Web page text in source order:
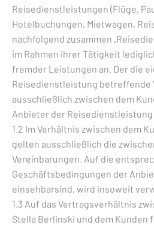
Reisedienstleistungen (Flüge,
Hotelbuchungen, Mietwagen,
nachfolgend zusammen
im Rahmen ihrer Tätigkeit
fremder Leistungen an. Der die
Reisedienstleistung betreffende
ausschließlich zwischen dem
Anbieter der Reisedienstleistung
1.2 Im Verhältnis zwischen dem
gelten ausschließlich die
Vereinbarungen. Auf die
Geschäftsbedingungen der
einsehbarsind, wird insoweit
1.3 Auf das Vertragsverhältnis
Stella Berlinski und dem Kunden